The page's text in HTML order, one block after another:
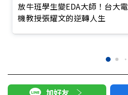
放牛班學生變EDA大師！台大電
機教授張耀文的逆轉人生